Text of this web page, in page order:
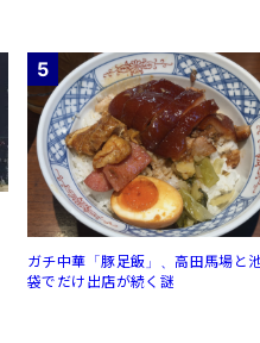
5
ガチ中華「豚足飯」、高田馬場と
袋でだけ出店が続く謎